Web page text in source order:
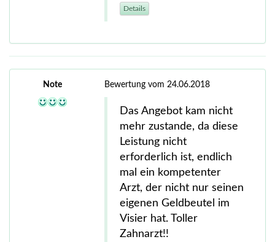
Details
Note Bewertung vom 24.06.2018
Das Angebot kam nicht
mehr zustande, da diese
Leistung nicht
erforderlich ist, endlich
mal ein kompetenter
Arzt, der nicht nur seinen
eigenen Geldbeutel im
Visier hat. Toller
Zahnarzt!!